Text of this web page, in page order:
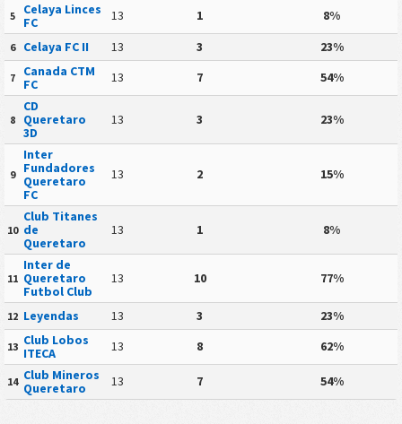
5
Celaya Linces
FC
13 1 8%
6 Celaya FC II 13 3 23%
7
Canada CTM
FC
13 7 54%
8
CD
Queretaro
3D
13 3 23%
9
Inter
Fundadores
Queretaro
FC
13 2 15%
10
Club Titanes
de
Queretaro
13 1 8%
11
Inter de
Queretaro
Futbol Club
13 10 77%
12 Leyendas 13 3 23%
13 Club Lobos
ITECA
13 8 62%
14 Club Mineros
Queretaro
13 7 54%